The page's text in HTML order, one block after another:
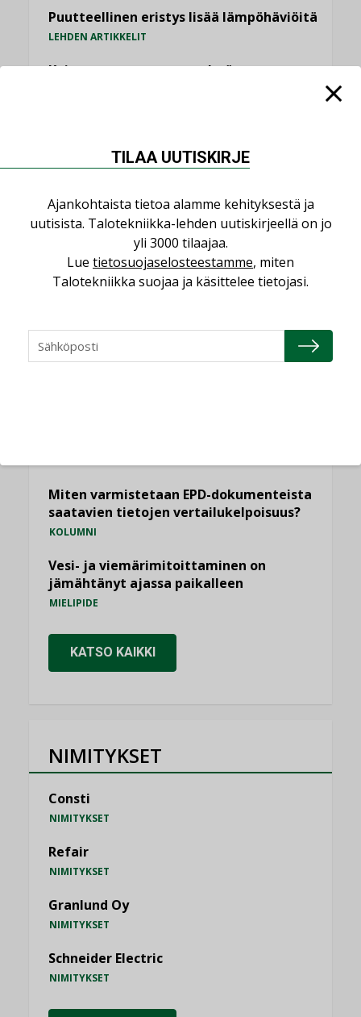
Puutteellinen eristys lisää lämpöhäviöitä
LEHDEN ARTIKKELIT
Kaivamattomat menetelmät
KATSO KAIKKI
NÄKÖKULMIA
Miten varmistetaan EPD-dokumenteista
saatavien tietojen vertailukelpoisuus?
KOLUMNI
Vesi- ja viemärimitoittaminen on
jämähtänyt ajassa paikalleen
MIELIPIDE
KATSO KAIKKI
NIMITYKSET
Consti
NIMITYKSET
Refair
NIMITYKSET
Granlund Oy
NIMITYKSET
Schneider Electric
NIMITYKSET
TILAA UUTISKIRJE
Ajankohtaista tietoa alamme kehityksestä ja
uutisista. Talotekniikka-lehden uutiskirjeellä on jo
yli 3000 tilaajaa.
Lue tietosuojaselosteestamme, miten
Talotekniikka suojaa ja käsittelee tietojasi.